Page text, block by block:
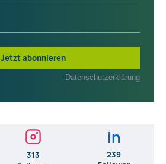
Jetzt abonnieren
Datenschutzerklärung
313
in
239